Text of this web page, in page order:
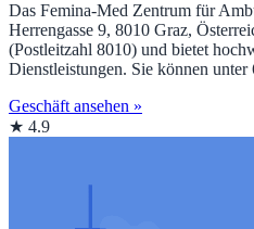
Das Femina-Med Zentrum für
Herrengasse 9, 8010 Graz,
(Postleitzahl 8010) und bietet
Dienstleistungen. Sie können
Geschäft ansehen »
★ 4.9